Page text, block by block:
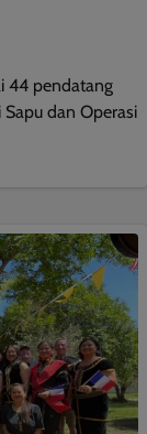
44 pendatang
dan Operasi